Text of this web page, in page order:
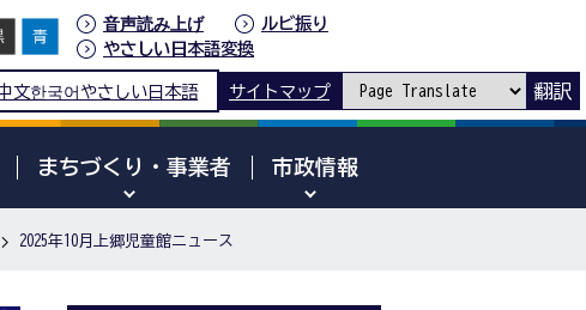
音声読み上げ
ルビ振り
やさしい日本語変換
文한국어 やさしい日本語 サイトマップ 翻訳
まちづくり・事業者 市政情報
2025年10月上郷児童館ニュース